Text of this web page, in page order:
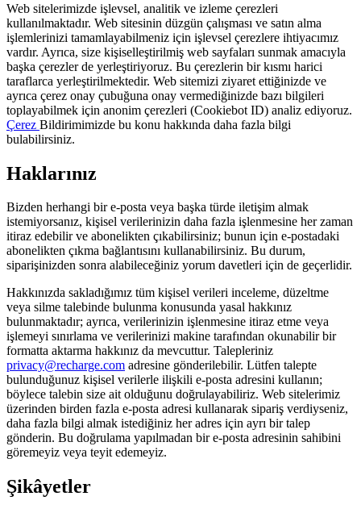
Web sitelerimizde işlevsel, analitik ve izleme çerezleri
kullanılmaktadır. Web sitesinin düzgün çalışması ve satın alma
işlemlerinizi tamamlayabilmeniz için işlevsel çerezlere ihtiyacımız
vardır. Ayrıca, size kişiselleştirilmiş web sayfaları sunmak amacıyla
başka çerezler de yerleştiriyoruz. Bu çerezlerin bir kısmı harici
taraflarca yerleştirilmektedir. Web sitemizi ziyaret ettiğinizde ve
ayrıca çerez onay çubuğuna onay vermediğinizde bazı bilgileri
toplayabilmek için anonim çerezleri (Cookiebot ID) analiz ediyoruz.
Çerez Bildirimimizde bu konu hakkında daha fazla bilgi
bulabilirsiniz.
Haklarınız
Bizden herhangi bir e-posta veya başka türde iletişim almak
istemiyorsanız, kişisel verilerinizin daha fazla işlenmesine her zaman
itiraz edebilir ve abonelikten çıkabilirsiniz; bunun için e-postadaki
abonelikten çıkma bağlantısını kullanabilirsiniz. Bu durum,
siparişinizden sonra alabileceğiniz yorum davetleri için de geçerlidir.
Hakkınızda sakladığımız tüm kişisel verileri inceleme, düzeltme
veya silme talebinde bulunma konusunda yasal hakkınız
bulunmaktadır; ayrıca, verilerinizin işlenmesine itiraz etme veya
işlemeyi sınırlama ve verilerinizi makine tarafından okunabilir bir
formatta aktarma hakkınız da mevcuttur. Talepleriniz
privacy@recharge.com adresine gönderilebilir. Lütfen talepte
bulunduğunuz kişisel verilerle ilişkili e-posta adresini kullanın;
böylece talebin size ait olduğunu doğrulayabiliriz. Web sitelerimiz
üzerinden birden fazla e-posta adresi kullanarak sipariş verdiyseniz,
daha fazla bilgi almak istediğiniz her adres için ayrı bir talep
gönderin. Bu doğrulama yapılmadan bir e-posta adresinin sahibini
göremeyiz veya teyit edemeyiz.
Şikâyetler